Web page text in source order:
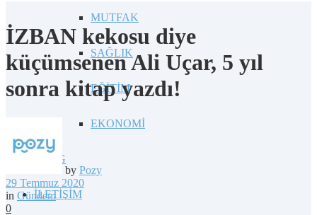
MUTFAK
SAĞLIK
EĞİTİM
EKONOMİ
BLOG
İLETİŞİM
İZBAN kekosu diye
küçümsenen Ali Uçar, 5 yıl
sonra kitap yazdı!
by Pozy
29 Temmuz 2020
in Gündem
0